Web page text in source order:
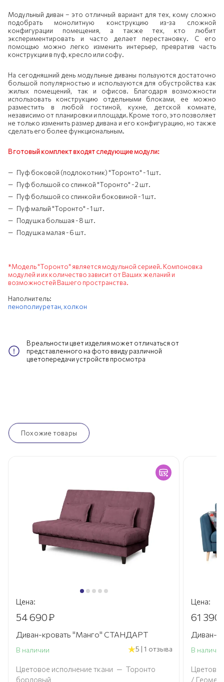
Модульный диван – это отличный вариант для тех, кому сложно
подобрать монолитную конструкцию из-за сложной
конфигурации помещения, а также тех, кто любит
экспериментировать и часто делает перестановку. С его
помощью можно легко изменить интерьер, превратив часть
конструкции в пуф, кресло или софу.
На сегодняшний день модульные диваны пользуются достаточно
большой популярностью и используются для обустройства как
жилых помещений, так и офисов. Благодаря возможности
использовать конструкцию отдельными блоками, ее можно
разместить в любой гостиной, кухне, детской комнате,
независимо от планировки и площади. Кроме того, это позволяет
не только изменить размер дивана и его конфигурацию, но также
сделать его более функциональным.
В готовый комплект входят следующие модули:
Пуф боковой (подлокотник) "Торонто" - 1 шт.
Пуф большой со спинкой "Торонто" - 2 шт.
Пуф большой со спинкой и боковиной - 1 шт.
Пуф малый "Торонто" - 1 шт.
Подушка большая - 8 шт.
Подушка малая - 6 шт.
*Модель "Торонто" является модульной серией. Компоновка
модулей и их количество зависит от Ваших желаний и
возможностей Вашего пространства.
Наполнитель:
пенополиуретан,холкон
В реальности цвет изделия может отличаться от
представленного на фото ввиду различной
цветопередачи устройств просмотра
Похожие товары
Цена:
54 690₽
Диван-кровать "Манго" СТАНДАРТ
В наличии 5 | 1 отзыва
Цветовое исполнение ткани — Торонто
бордовый
Цена:
61 390
Диван-
В наличии
/